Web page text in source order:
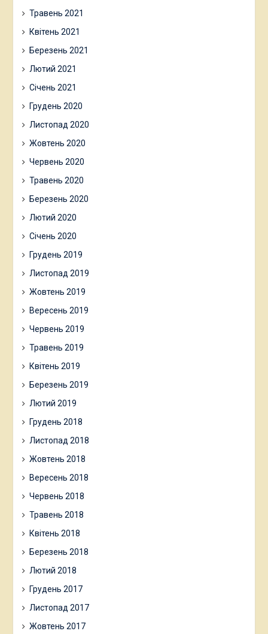
Травень 2021
Квітень 2021
Березень 2021
Лютий 2021
Січень 2021
Грудень 2020
Листопад 2020
Жовтень 2020
Червень 2020
Травень 2020
Березень 2020
Лютий 2020
Січень 2020
Грудень 2019
Листопад 2019
Жовтень 2019
Вересень 2019
Червень 2019
Травень 2019
Квітень 2019
Березень 2019
Лютий 2019
Грудень 2018
Листопад 2018
Жовтень 2018
Вересень 2018
Червень 2018
Травень 2018
Квітень 2018
Березень 2018
Лютий 2018
Грудень 2017
Листопад 2017
Жовтень 2017